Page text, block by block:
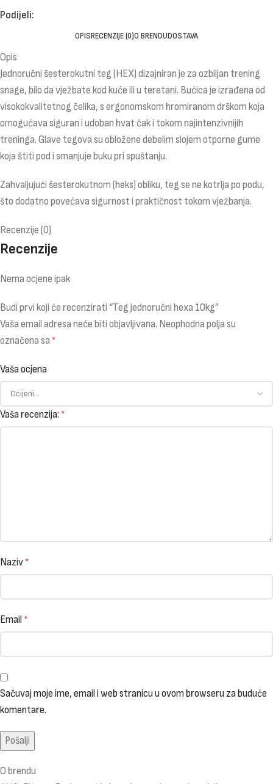
Podijeli:
OPISRECENZIJE (0)O BRENDUDOSTAVA
Opis
Jednoručni šesterokutni teg (HEX) dizajniran je za ozbiljan trening
snage, bilo da vježbate kod kuće ili u teretani. Bućica je izrađena od
visokokvalitetnog čelika, s ergonomskom hromiranom drškom koja
omogućava siguran i udoban hvat čak i tokom najintenzivnijih
treninga. Glave tegova su obložene debelim slojem otporne gume
koja štiti pod i smanjuje buku pri spuštanju.
Zahvaljujući šesterokutnom (heks) obliku, teg se ne kotrlja po podu,
što dodatno povećava sigurnost i praktičnost tokom vježbanja.
Recenzije (0)
Recenzije
Nema ocjene ipak
Budi prvi koji će recenzirati “Teg jednoručni hexa 10kg”
Vaša email adresa neće biti objavljivana. Neophodna polja su
označena sa *
Vaša ocjena
Vaša recenzija: *
Naziv *
Email *
Sačuvaj moje ime, email i web stranicu u ovom browseru za buduće
komentare.
O brendu